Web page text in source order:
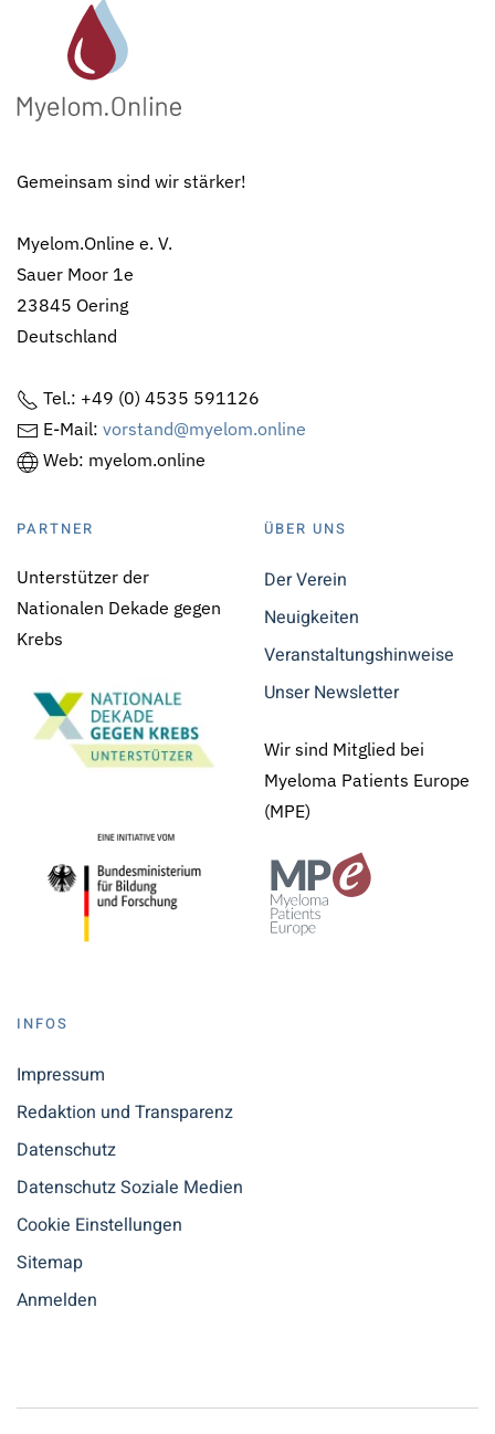
Gemeinsam sind wir stärker!
Myelom.Online e. V.
Sauer Moor 1e
23845 Oering
Deutschland
Tel.: +49 (0) 4535 591126
E-Mail: vorstand@myelom.online
Web: myelom.online
PARTNER
Unterstützer der
Nationalen Dekade gegen
Krebs
ÜBER UNS
Der Verein
Neuigkeiten
Veranstaltungshinweise
Unser Newsletter
Wir sind Mitglied bei
Myeloma Patients Europe
(MPE)
INFOS
Impressum
Redaktion und Transparenz
Datenschutz
Datenschutz Soziale Medien
Cookie Einstellungen
Sitemap
Anmelden